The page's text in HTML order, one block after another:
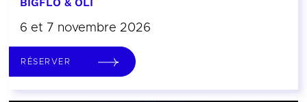
6 et 7 novembre 2026
RÉSERVER